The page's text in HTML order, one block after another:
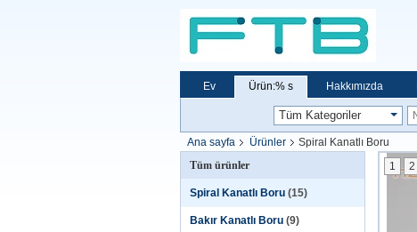
Ev Ürün:% s Hakkımızda
Ana sayfa Ürünler
Spiral Kanatlı Boru
Tüm ürünler
Spiral Kanatlı Boru (15)
Bakır Kanatlı Boru (9)
1 2